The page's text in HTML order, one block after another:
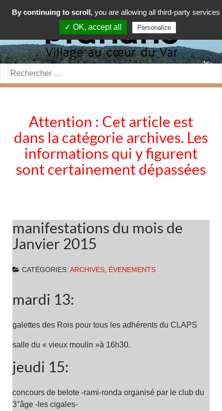
Rechercher:
Attention : Cet article est
dans la catégorie archives. Les
informations qui y figurent
sont certainement dépassées
manifestations du mois de
Janvier 2015
CATÉGORIES: ARCHIVES, ÉVENEMENTS
mardi 13:
galettes des Rois pour tous les adhérents du CLAPS
salle du « vieux moulin »à 16h30.
jeudi 15:
concours de belote -rami-ronda organisé par le club du
3°âge -les cigales-
By continuing to scroll, you are allowing all third-party services
✓ OK, accept all
Personalize